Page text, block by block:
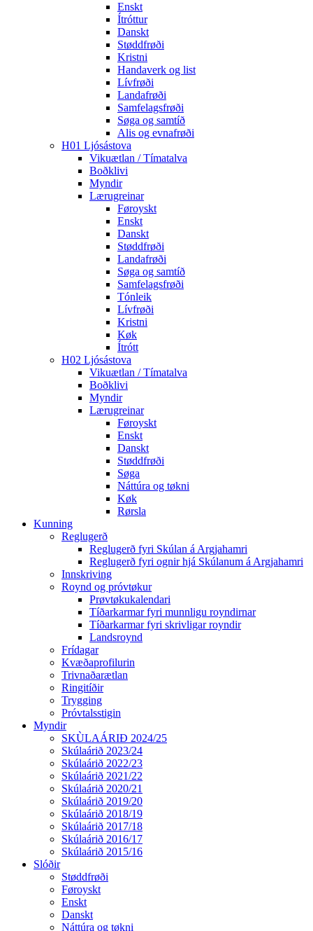
Enskt
Ítróttur
Danskt
Støddfrøði
Kristni
Handaverk og list
Lívfrøði
Landafrøði
Samfelagsfrøði
Søga og samtíð
Alis og evnafrøði
H01 Ljósástova
Vikuætlan / Tímatalva
Boðklivi
Myndir
Lærugreinar
Føroyskt
Enskt
Danskt
Støddfrøði
Landafrøði
Søga og samtíð
Samfelagsfrøði
Tónleik
Lívfrøði
Kristni
Køk
Ítrótt
H02 Ljósástova
Vikuætlan / Tímatalva
Boðklivi
Myndir
Lærugreinar
Føroyskt
Enskt
Danskt
Støddfrøði
Søga
Náttúra og tøkni
Køk
Rørsla
Kunning
Reglugerð
Reglugerð fyri Skúlan á Argjahamri
Reglugerð fyri ognir hjá Skúlanum á Argjahamri
Innskriving
Roynd og próvtøkur
Prøvtøkukalendari
Tíðarkarmar fyri munnligu royndirnar
Tíðarkarmar fyri skrivligar royndir
Landsroynd
Frídagar
Kvæðaprofilurin
Trivnaðarætlan
Ringitíðir
Trygging
Próvtalsstigin
Myndir
SKÙLAÁRIÐ 2024/25
Skúlaárið 2023/24
Skúlaárið 2022/23
Skúlaárið 2021/22
Skúlaárið 2020/21
Skúlaárið 2019/20
Skúlaárið 2018/19
Skúlaárið 2017/18
Skúlaárið 2016/17
Skúlaárið 2015/16
Slóðir
Støddfrøði
Føroyskt
Enskt
Danskt
Náttúra og tøkni